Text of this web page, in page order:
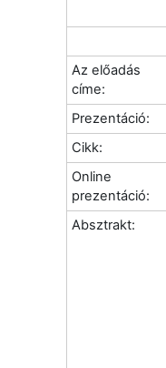
Az előadás
címe:
Prezentáció:
Cikk:
Online
prezentáció:
Absztrakt: